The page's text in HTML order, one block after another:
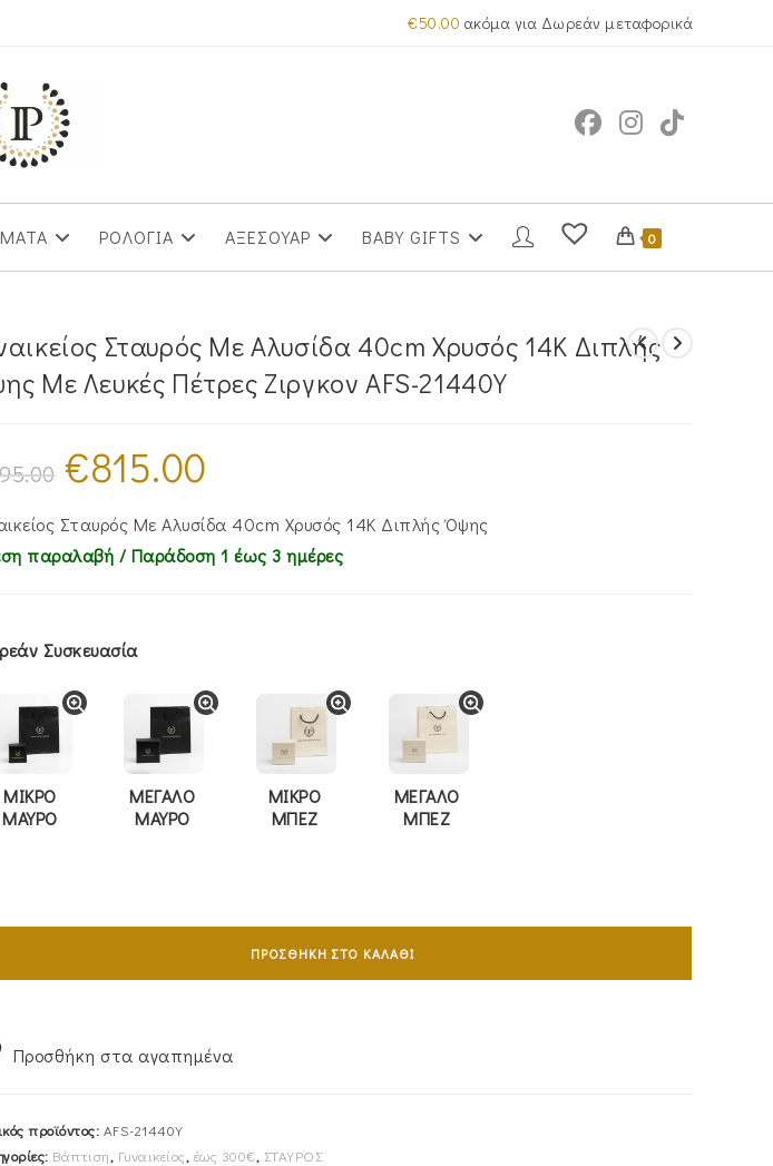
€50.00 ακόμα για Δωρεάν μεταφορικά
ΡΟΛΟΓΙΑ ΑΞΕΣΟΥΑΡ BABY GIFTS 0
Σταυρός Με Αλυσίδα 40cm Χρυσός 14K Διπλής
Με Λευκές Πέτρες Ζιργκον AFS-21440Y
Original
price
was:
€815.00
€815.00.
Σταυρός Με Αλυσίδα 40cm Χρυσός 14K Διπλής Όψης
παραλαβή / Παράδoση 1 έως 3 ημέρες
Συσκευασία
ΜΙΚΡΟ
ΜΑΥΡΟ
ΜΕΓΑΛΟ
ΜΑΥΡΟ
ΜΙΚΡΟ
ΜΠΕΖ
ΜΕΓΑΛΟ
ΜΠΕΖ
ΠΡΟΣΘΉΚΗ ΣΤΟ ΚΑΛΆΘΙ
Προσθήκη στα αγαπημένα
προϊόντος: AFS-21440Y
Βάπτιση, Γυναικείος, έως 300€, ΣΤΑΥΡΟΣ